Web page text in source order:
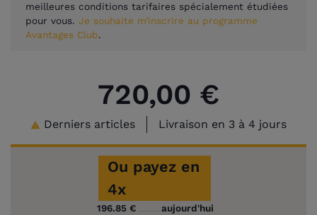
meilleures conditions tarifaires spécialement étudiées
pour vous. Je souhaite m’inscrire au programme
Avantages Club.
720,00 €
 Derniers articles Livraison en 3 à 4 jours
Ou payez en
4x
196.85 €
aujourd'hui